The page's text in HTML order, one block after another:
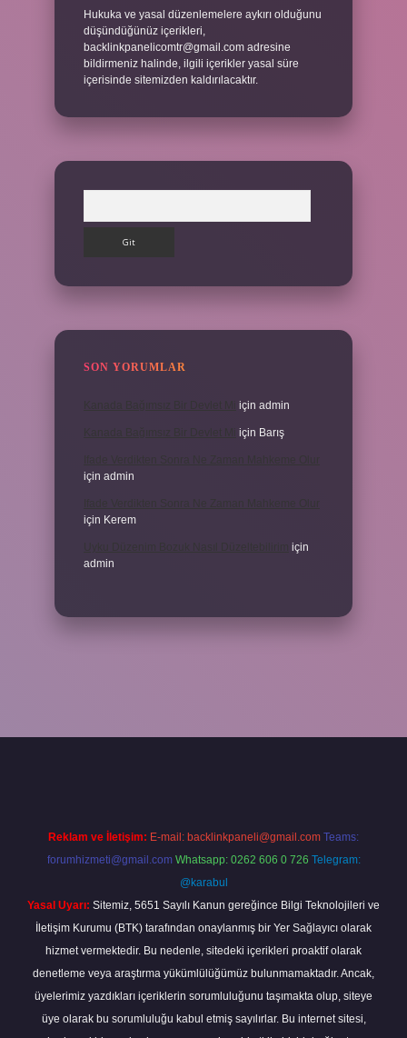
Hukuka ve yasal düzenlemelere aykırı olduğunu
düşündüğünüz içerikleri,
backlinkpanelicomtr@gmail.com adresine
bildirmeniz halinde, ilgili içerikler yasal süre
içerisinde sitemizden kaldırılacaktır.
SON YORUMLAR
için admin
için Barış
için admin
için Kerem
için
admin
Reklam ve İletişim: E-mail: backlinkpaneli@gmail.com Teams:
forumhizmeti@gmail.com Whatsapp: 0262 606 0 726 Telegram:
@karabul
Yasal Uyarı: Sitemiz, 5651 Sayılı Kanun gereğince Bilgi Teknolojileri ve
İletişim Kurumu (BTK) tarafından onaylanmış bir Yer Sağlayıcı olarak
hizmet vermektedir. Bu nedenle, sitedeki içerikleri proaktif olarak
denetleme veya araştırma yükümlülüğümüz bulunmamaktadır. Ancak,
üyelerimiz yazdıkları içeriklerin sorumluluğunu taşımakta olup, siteye
üye olarak bu sorumluluğu kabul etmiş sayılırlar. Bu internet sitesi,